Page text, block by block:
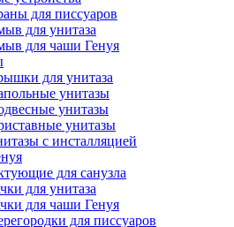
для писсуаров
для унитаза
для чаши Генуя
для унитаза
унитазы
унитазы
унитазы
с инсталляцией
для санузла
для унитаза
для чаши Генуя
для писсуаров